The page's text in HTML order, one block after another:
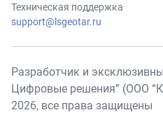
Техническая поддержка
support@lsgeotar.ru
Разработчик и
Цифровые решения” (ООО
2026, все права защищены